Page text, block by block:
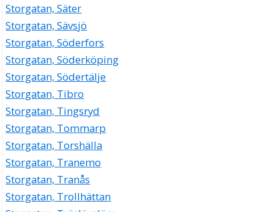
Storgatan, Säter
Storgatan, Sävsjö
Storgatan, Söderfors
Storgatan, Söderköping
Storgatan, Södertälje
Storgatan, Tibro
Storgatan, Tingsryd
Storgatan, Tommarp
Storgatan, Torshälla
Storgatan, Tranemo
Storgatan, Tranås
Storgatan, Trollhättan